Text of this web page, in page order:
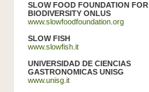
SLOW FOOD FOUNDATION FOR
BIODIVERSITY ONLUS
www.slowfoodfoundation.org
SLOW FISH
www.slowfish.it
UNIVERSIDAD DE CIENCIAS
GASTRONOMICAS UNISG
www.unisg.it